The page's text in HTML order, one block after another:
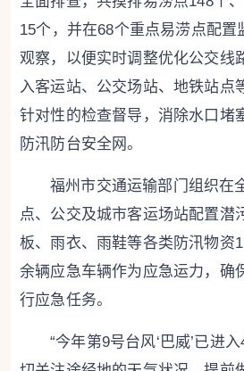
15个，并在68个重点易涝点配置
观察，以便实时调整优化公交线
入客运站、公交场站、地铁站点
针对性的检查督导，消除水口堵
防汛防台安全网。
福州市交通运输部门组织在
点、公交及城市客运场站配置潜
板、雨衣、雨鞋等各类防汛物资
余辆应急车辆作为应急运力，确
行应急任务。
“今年第9号台风‘巴威’已进